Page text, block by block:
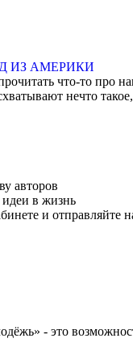
ИЗ АМЕРИКИ
что-то про
нечто
авторов
идеи в жизнь
и отправляйте
- это